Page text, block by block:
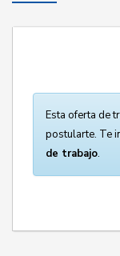
Esta oferta de
postularte. Te
de trabajo.